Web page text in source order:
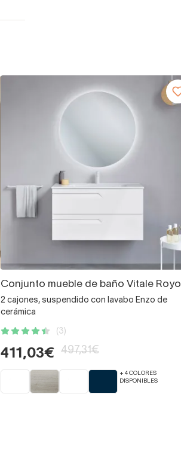
Conjunto mueble de baño Vitale Royo
2 cajones, suspendido con lavabo Enzo de
cerámica
(3)
411,03€ 497,31€
+ 4 COLORES
DISPONIBLES